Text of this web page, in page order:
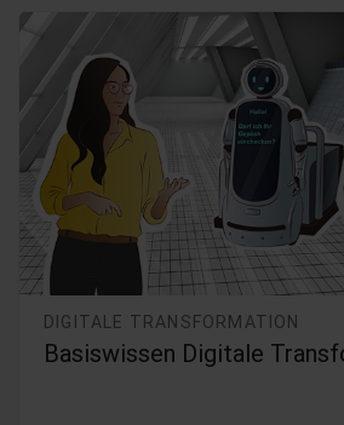
DIGITALE TRANSFORMATION
Basiswissen Digitale